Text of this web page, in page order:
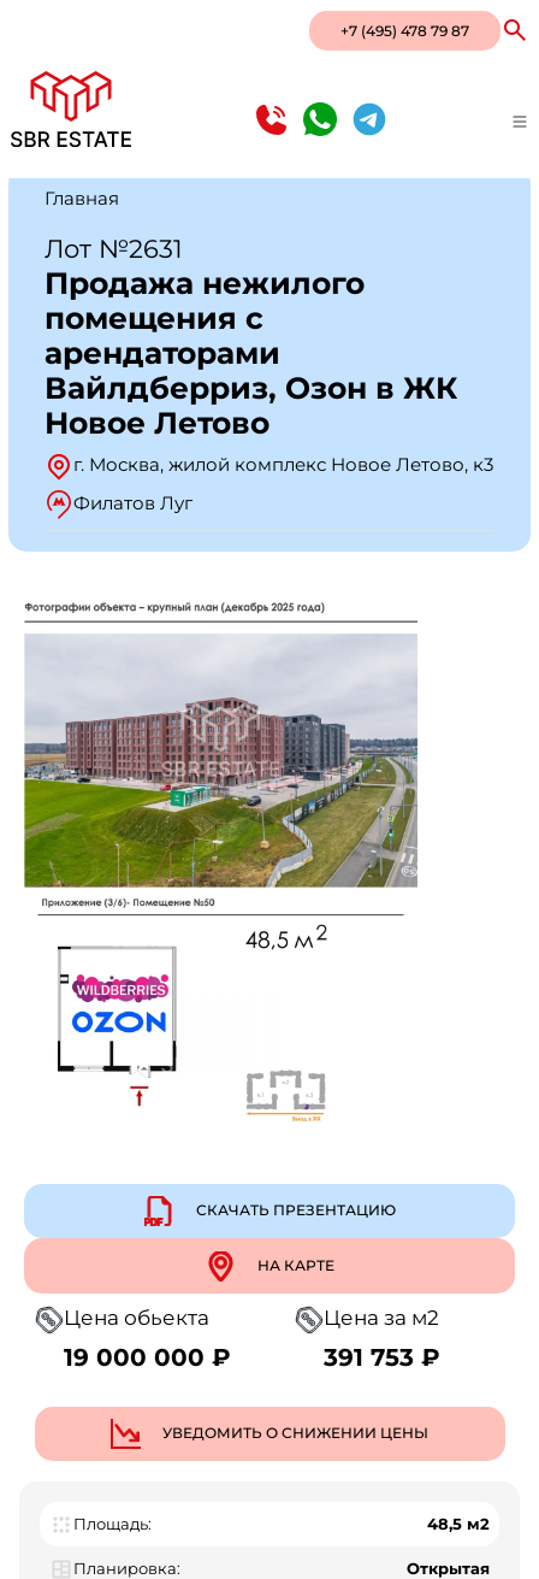
+7 (495) 478 79 87
Главная
Лот №2631
Продажа нежилого
помещения с
арендаторами
Вайлдберриз, Озон в ЖК
Новое Летово
г. Москва, жилой комплекс Новое Летово, к3
Филатов Луг
СКАЧАТЬ ПРЕЗЕНТАЦИЮ
НА КАРТЕ
Цена обьекта
19 000 000 ₽
Цена за м2
391 753 ₽
УВЕДОМИТЬ О СНИЖЕНИИ ЦЕНЫ
Площадь: 48,5 м2
Планировка: Открытая